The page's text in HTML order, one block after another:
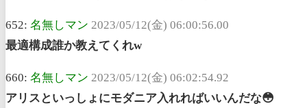
652: 名無しマン 2023/05/12(金) 06:00:56.00
最適構成誰か教えてくれw
660: 名無しマン 2023/05/12(金) 06:02:54.92
アリスといっしょにモダニア入れればいいんだな😳